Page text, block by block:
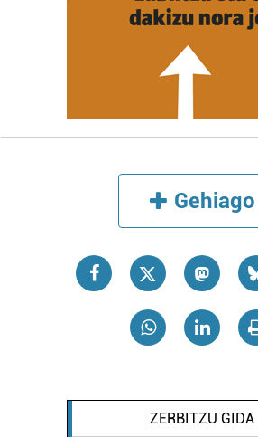
Gehiago
ZERBITZU GIDA